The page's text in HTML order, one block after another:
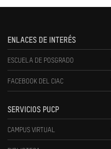
ENLACES DE INTERÉS
ESCUELA DE POSGRADO
FACEBOOK DEL CIAC
SERVICIOS PUCP
CAMPUS VIRTUAL